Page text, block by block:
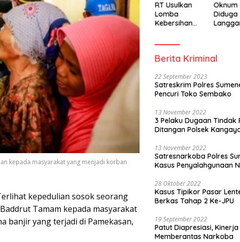
kepada masyarakat yang menjadi korban
kepedulian sosok seorang
Tamam kepada masyarakat
banjir yang terjadi di Pamekasan,
RT Usulkan
Lomba
Kebersihan
Oknum
Diduga
Berita Kriminal
22 September 2023
Satreskrim Polres
Pencuri Toko Sembako
13 November 2022
3 Pelaku Dugaan Tindak
Ditangan Polsek
13 November 2022
Satresnarkoba Polres
Kasus Penyalahgunaan
28 Oktober 2022
Kasus Tipikor Pasar
Berkas Tahap 2 Ke-JPU
19 September 2022
Patut Diapresiasi,
Memberantas Narkoba